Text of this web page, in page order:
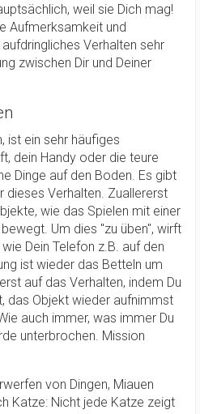
weil sie Dich mag!
Aufmerksamkeit und
Verhalten sehr
zwischen Dir und Deiner
ist ein sehr häufiges
dein Handy oder die teure
Dinge auf den Boden. Es gibt
dieses Verhalten. Zuallererst
wie das Spielen mit einer
Um dies "zu üben", wirft
Dein Telefon z.B. auf den
ist wieder das Betteln um
auf das Verhalten, indem Du
das Objekt wieder aufnimmst
auch immer, was immer Du
unterbrochen. Mission
von Dingen, Miauen
Katze: Nicht jede Katze zeigt